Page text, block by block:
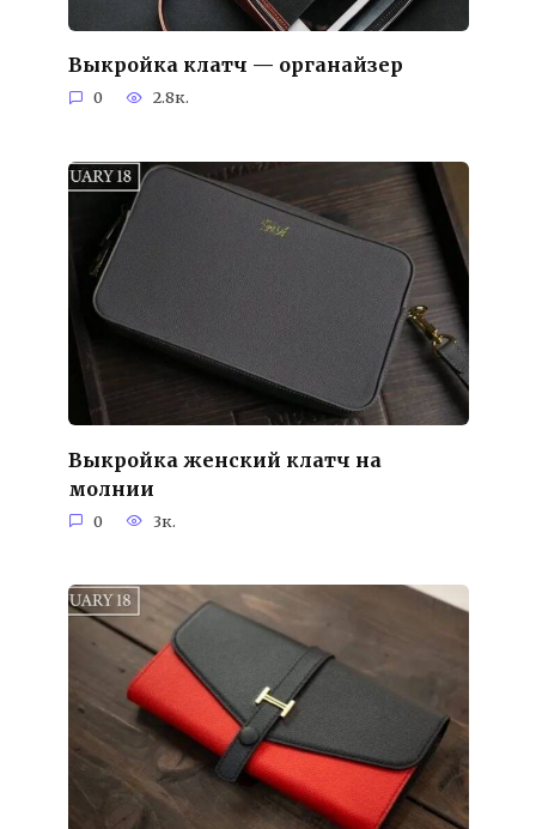
Выкройка клатч — органайзер
0 2.8к.
Выкройка женский клатч на
молнии
0 3к.